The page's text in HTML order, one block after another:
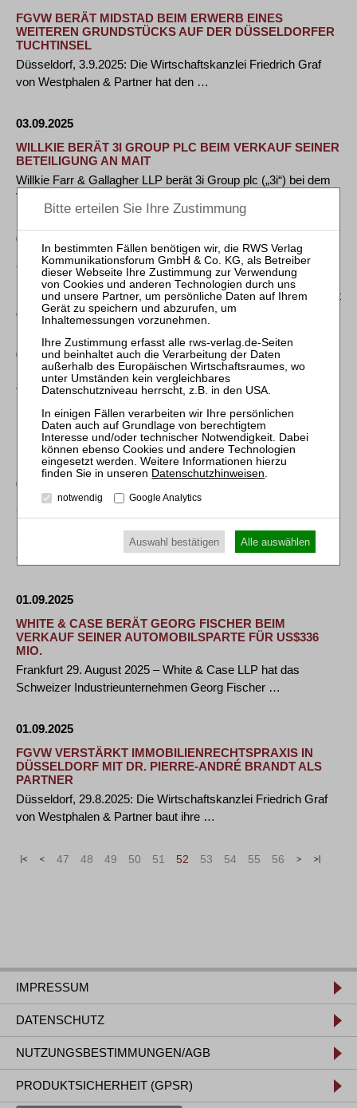
FGVW BERÄT MIDSTAD BEIM ERWERB EINES
WEITEREN GRUNDSTÜCKS AUF DER DÜSSELDORFER
TUCHTINSEL
Düsseldorf, 3.9.2025: Die Wirtschaftskanzlei Friedrich Graf
von Westphalen & Partner hat den …
03.09.2025
WILLKIE BERÄT 3I GROUP PLC BEIM VERKAUF SEINER
BETEILIGUNG AN MAIT
Willkie Farr & Gallagher LLP berät 3i Group plc („3i“) bei dem
Verkauf seiner Beteilung an …
03.09.2025
A&O SHEARMAN BERÄT DBAG BEI ERWERB DER
MAIT-GRUPPE VON 3I
Frankfurt am Main, 2. September 2025 – A&O Shearman berät
den von der Deutschen Beteiligungs AG …
02.09.2025
NORTON ROSE FULBRIGHT BERÄT MEAG BEI JOINT
VENTURE ZU PASSIVER GLASFASERNETZ-
Die globale Wirtschaftskanzlei Norton Rose Fulbright hat die
MEAG bei der Strukturierung, …
01.09.2025
SGF STELLT ANTRAG AUF ERÖFFNUNG EINES
INSOLVENZVERFAHRENS IN EIGENVERWALTUNG
Sanierungs- und Restrukturierungsmaßnahmen der
Geschäftsführung werden fortgesetzt Am 27. August …
01.09.2025
WHITE & CASE BERÄT GEORG FISCHER BEIM
VERKAUF SEINER AUTOMOBILSPARTE FÜR US$336
MIO.
Frankfurt 29. August 2025 – White & Case LLP hat das
Schweizer Industrieunternehmen Georg Fischer …
01.09.2025
FGVW VERSTÄRKT IMMOBILIENRECHTSPRAXIS IN
DÜSSELDORF MIT DR. PIERRE-ANDRÉ BRANDT ALS
PARTNER
Düsseldorf, 29.8.2025: Die Wirtschaftskanzlei Friedrich Graf
von Westphalen & Partner baut ihre …
« < 47 48 49 50 51 52 53 54 55 56 > »
IMPRESSUM
DATENSCHUTZ
NUTZUNGSBESTIMMUNGEN/AGB
PRODUKTSICHERHEIT (GPSR)
Datenschutzhinweisen
notwendig Google Analytics
Auswahl bestätigen Alle auswählen